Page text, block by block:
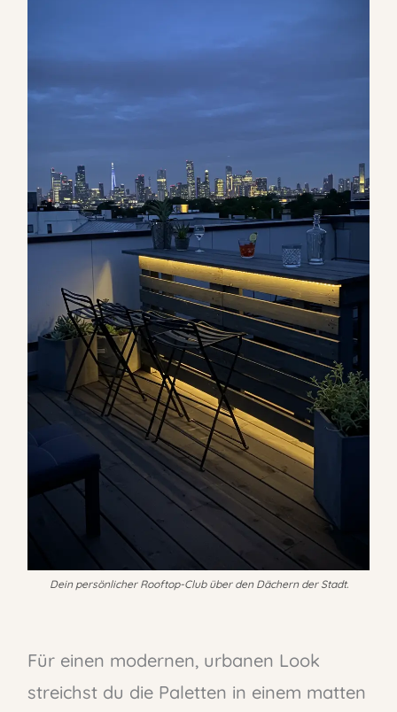
Dein persönlicher Rooftop-Club über den Dächern der Stadt.
Für einen modernen, urbanen Look
streichst du die Paletten in einem matten